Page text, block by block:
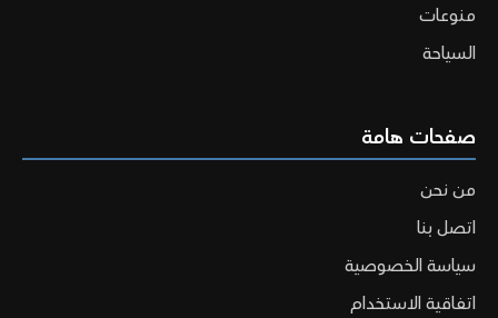
منوعات
السياحة
صفحات هامة
من نحن
اتصل بنا
سياسة الخصوصية
اتفاقية الاستخدام